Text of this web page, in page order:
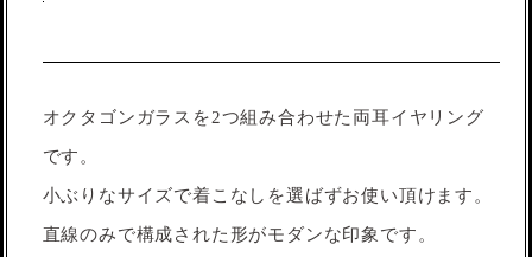
オクタゴンガラスを2つ組み合わせた両耳イヤリング
です。
小ぶりなサイズで着こなしを選ばずお使い頂けます。
直線のみで構成された形がモダンな印象です。